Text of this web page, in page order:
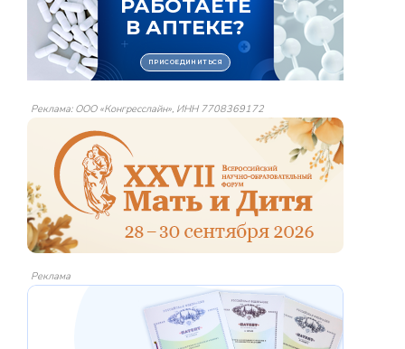
Реклама: ООО «Конгресслайн», ИНН 7708369172
Реклама